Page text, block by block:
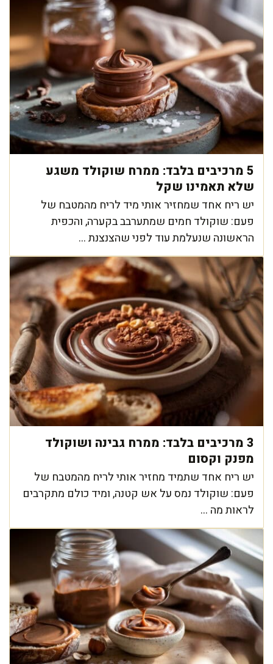
5 מרכיבים בלבד: ממרח שוקולד משגע
שלא תאמינו שקל
יש ריח אחד שמחזיר אותי מיד לריח מהמטבח של
פעם: שוקולד חמים שמתערבב בקערה, והכפית
הראשונה שנעלמת עוד לפני שהצנצנת ...
3 מרכיבים בלבד: ממרח גבינה ושוקולד
מפנק וקסום
יש ריח אחד שתמיד מחזיר אותי לריח מהמטבח של
פעם: שוקולד נמס על אש קטנה, ומיד כולם מתקרבים
לראות מה ...